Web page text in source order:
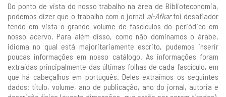
Do ponto de vista do nosso trabalho na área de Biblioteconomia,
podemos dizer que o trabalho com o jornal al-Afkarfoi desafiador
tendo em vista o grande volume de fascículos do periódico em
nosso acervo. Para além disso, como não dominamos o árabe,
idioma no qual está majoritariamente escrito, pudemos inserir
poucas informações em nosso catálogo. As informações foram
extraídas principalmente das últimas folhas de cada fascículo, em
que há cabeçalhos em português. Deles extraímos os seguintes
dados: título, volume, ano de publicação, ano do jornal, autoria e